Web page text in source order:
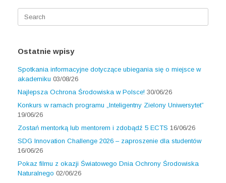
Ostatnie wpisy
Spotkania informacyjne dotyczące ubiegania się o miejsce w
akademiku 03/08/26
Najlepsza Ochrona Środowiska w Polsce! 30/06/26
Konkurs w ramach programu „Inteligentny Zielony Uniwersytet”
19/06/26
Zostań mentorką lub mentorem i zdobądź 5 ECTS 16/06/26
SDG Innovation Challenge 2026 – zaproszenie dla studentów
16/06/26
Pokaz filmu z okazji Światowego Dnia Ochrony Środowiska
Naturalnego 02/06/26